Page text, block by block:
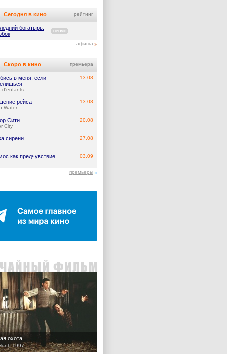
Сегодня в кино рейтинг
богатырь.
ПРОМО
афиша
Скоро в кино премьера
в меня, если
d'enfants
13.08
рейса
Water
13.08
Сити
City
20.08
сирени 27.08
как предчувствие 03.09
премьеры
охота
1997